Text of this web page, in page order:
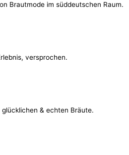
Brautmode im süddeutschen Raum.
versprochen.
& echten Bräute.